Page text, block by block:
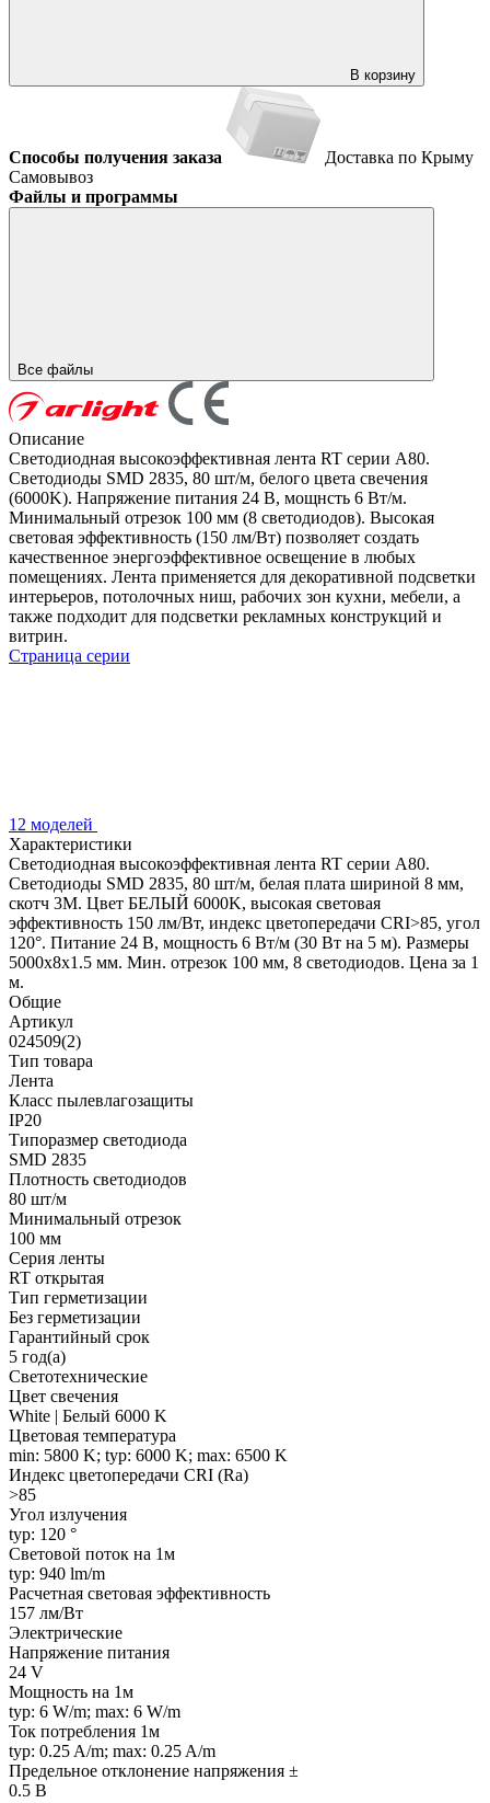
В корзину
Способы получения заказа
Доставка по Крыму
Самовывоз
Файлы и программы
Все файлы
Описание
Светодиодная высокоэффективная лента RT серии A80.
Светодиоды SMD 2835, 80 шт/м, белого цвета свечения
(6000K). Напряжение питания 24 В, мощнсть 6 Вт/м.
Минимальный отрезок 100 мм (8 светодиодов). Высокая
световая эффективность (150 лм/Вт) позволяет создать
качественное энергоэффективное освещение в любых
помещениях. Лента применяется для декоративной подсветки
интерьеров, потолочных ниш, рабочих зон кухни, мебели, а
также подходит для подсветки рекламных конструкций и
витрин.
Страница серии
12 моделей
Характеристики
Светодиодная высокоэффективная лента RT серии A80.
Светодиоды SMD 2835, 80 шт/м, белая плата шириной 8 мм,
скотч 3M. Цвет БЕЛЫЙ 6000K, высокая световая
эффективность 150 лм/Вт, индекс цветопередачи CRI>85, угол
120°. Питание 24 В, мощность 6 Вт/м (30 Вт на 5 м). Размеры
5000x8x1.5 мм. Мин. отрезок 100 мм, 8 светодиодов. Цена за 1
м.
Общие
Артикул
024509(2)
Тип товара
Лента
Класс пылевлагозащиты
IP20
Типоразмер светодиода
SMD 2835
Плотность светодиодов
80 шт/м
Минимальный отрезок
100 мм
Серия ленты
RT открытая
Тип герметизации
Без герметизации
Гарантийный срок
5 год(а)
Светотехнические
Цвет свечения
White | Белый 6000 K
Цветовая температура
min: 5800 K; typ: 6000 K; max: 6500 K
Индекс цветопередачи CRI (Ra)
>85
Угол излучения
typ: 120 °
Световой поток на 1м
typ: 940 lm/m
Расчетная световая эффективность
157 лм/Вт
Электрические
Напряжение питания
24 V
Мощность на 1м
typ: 6 W/m; max: 6 W/m
Ток потребления 1м
typ: 0.25 A/m; max: 0.25 A/m
Предельное отклонение напряжения ±
0.5 В